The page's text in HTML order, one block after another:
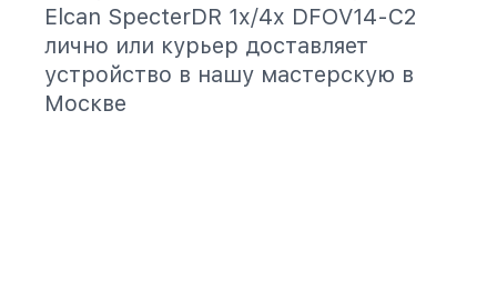
Elcan SpecterDR 1x/4x DFOV14-C2
лично или курьер доставляет
устройство в нашу мастерскую в
Москве